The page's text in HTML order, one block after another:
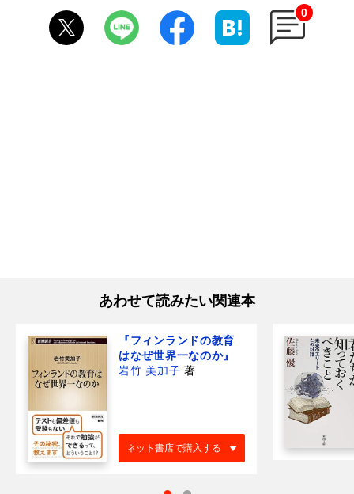
0
あわせて読みたい関連本
『フィンランドの教育
はなぜ世界一なのか』
岩竹 美加子 著
ネット書店で購入する